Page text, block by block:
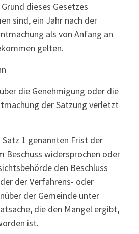
dieses Gesetzes
sind, ein Jahr nach der
als von Anfang an
gelten.
die Genehmigung oder die
der Satzung verletzt
1 genannten Frist der
Beschuss widersprochen oder
den Beschluss
der Verfahrens- oder
der Gemeinde unter
die den Mangel ergibt,
ist.